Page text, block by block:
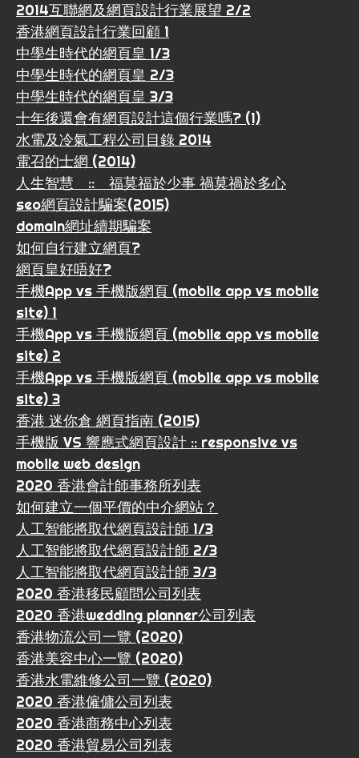
2014互聯網及網頁設計行業展望 2/2
香港網頁設計行業回顧 1
中學生時代的網頁皇 1/3
中學生時代的網頁皇 2/3
中學生時代的網頁皇 3/3
十年後還會有網頁設計這個行業嗎? (1)
水電及冷氣工程公司目錄 2014
電召的士網 (2014)
人生智慧 :: 福莫福於少事 禍莫禍於多心
seo網頁設計騙案(2015)
domain網址續期騙案
如何自行建立網頁?
網頁皇好唔好?
手機App vs 手機版網頁 (mobile app vs mobile
site) 1
手機App vs 手機版網頁 (mobile app vs mobile
site) 2
手機App vs 手機版網頁 (mobile app vs mobile
site) 3
香港 迷你倉 網頁指南 (2015)
手機版 VS 響應式網頁設計 :: responsive vs
mobile web design
2020 香港會計師事務所列表
如何建立一個平價的中介網站？
人工智能將取代網頁設計師 1/3
人工智能將取代網頁設計師 2/3
人工智能將取代網頁設計師 3/3
2020 香港移民顧問公司列表
2020 香港wedding planner公司列表
香港物流公司一覽 (2020)
香港美容中心一覽 (2020)
香港水電維修公司一覽 (2020)
2020 香港僱傭公司列表
2020 香港商務中心列表
2020 香港貿易公司列表